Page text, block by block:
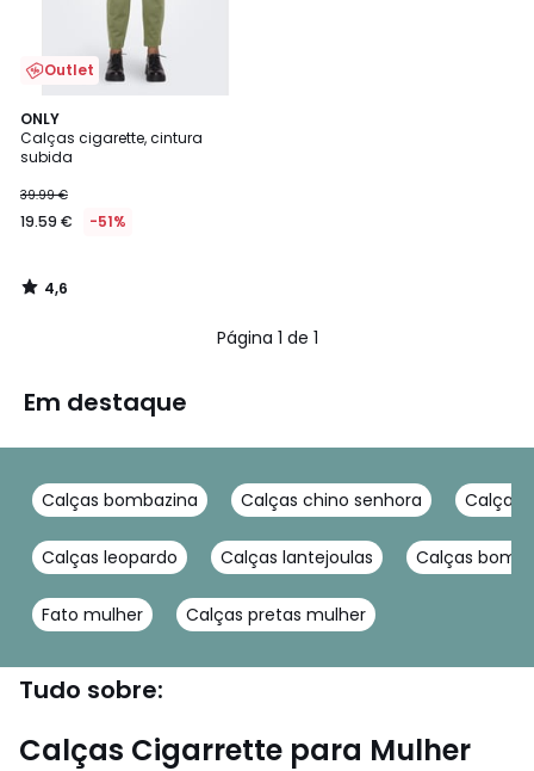
Outlet
ONLY
Calças cigarette, cintura
subida
39.99 €
19.59 € -51%
4,6
/ 5
4,6
/
Página 1 de 1
Em destaque
Calças bombazina Calças chino senhora Calças
Calças leopardo Calças lantejoulas Calças
Fato mulher Calças pretas mulher
Tudo sobre:
Calças Cigarrette para Mulher